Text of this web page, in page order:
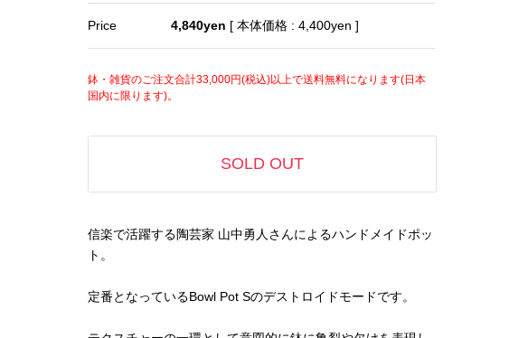
Price 4,840yen [ 本体価格 : 4,400yen ]
鉢・雑貨のご注文合計33,000円(税込)以上で送料無料になります(日本
国内に限ります)。
SOLD OUT
信楽で活躍する陶芸家 山中勇人さんによるハンドメイドポッ
ト。
定番となっているBowl Pot Sのデストロイドモードです。